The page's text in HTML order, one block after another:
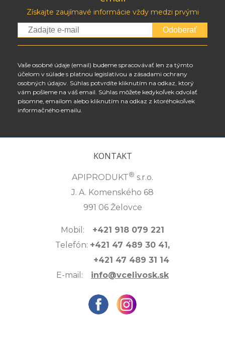
Získajte zaujímavé informácie vždy medzi prvými
Odoberať
Vaše osobné údaje (email) budeme spracovávať len za týmto
účelom v súlade s platnou legislatívou a zásadami ochrany
osobných údajov. Súhlas potvrdíte kliknutím na odkaz, ktorý
vám pošleme na váš email. Súhlas môžete kedykoľvek odvolať
písomne, emailom alebo kliknutím na odkaz z ktoréhokoľvek
informačného emailu.
KONTAKT
APIPRODUKT® s.r.o.
J. A. Komenského 68
991 06 Želovce
Mobil: +421 918 079 221
Telefón: +421 47 489 30 41,
+421 47 489 31 14
E-mail: info@vcelivosk.sk